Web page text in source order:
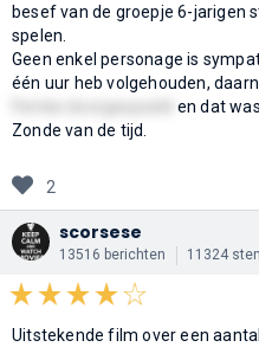
besef van de groepje 6-jarigen
spelen.
Geen enkel personage is
één uur heb volgehouden,
en dat
Zonde van de tijd.
2
scorsese
13516 berichten 11324
Uitstekende film over een